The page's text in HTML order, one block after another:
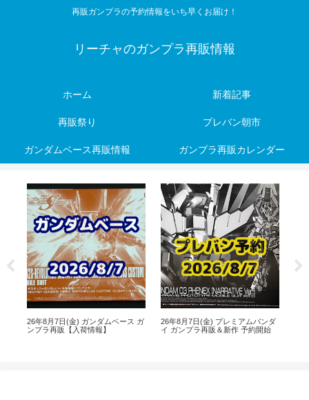
再販ガンプラの予約情報をいち早くお届け！
リーチャのガンプラ再販情報
ホーム 新着記事
再販祭り プレバン朝市
ガンダムベース再販情報 ガンプラ再販カレンダー
【プレバン朝市】プレミアムバン
ダイ ガンプラ再販情報[26年8月6
26年8月5日(水) ガンダムベース ガ
ンプラ再販【入荷情報】